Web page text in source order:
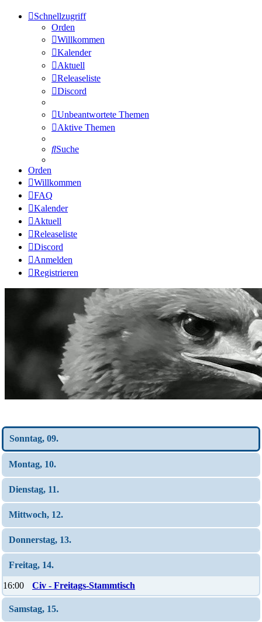
Schnellzugriff
Orden
Willkommen
Kalender
Aktuell
Releaseliste
Discord
Unbeantwortete Themen
Aktive Themen
Suche
Orden
Willkommen
FAQ
Kalender
Aktuell
Releaseliste
Discord
Anmelden
Registrieren
Sonntag, 09.
Montag, 10.
Dienstag, 11.
Mittwoch, 12.
Donnerstag, 13.
Freitag, 14.
16:00 Civ - Freitags-Stammtisch
Samstag, 15.